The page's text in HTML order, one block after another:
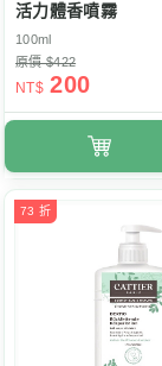
活力體香噴霧
100ml
原價 $422
NT$ 200
73 折